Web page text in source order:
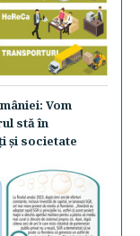
Vom
stă în
şi societate